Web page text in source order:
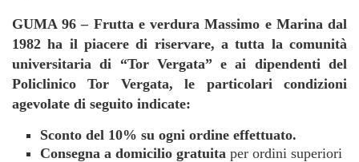
GUMA 96 – Frutta e verdura Massimo e Marina dal
1982 ha il piacere di riservare, a tutta la comunità
universitaria di “Tor Vergata” e ai dipendenti del
Policlinico Tor Vergata, le particolari condizioni
agevolate di seguito indicate:
Sconto del 10% su ogni ordine effettuato.
Consegna a domicilio gratuita per ordini superiori